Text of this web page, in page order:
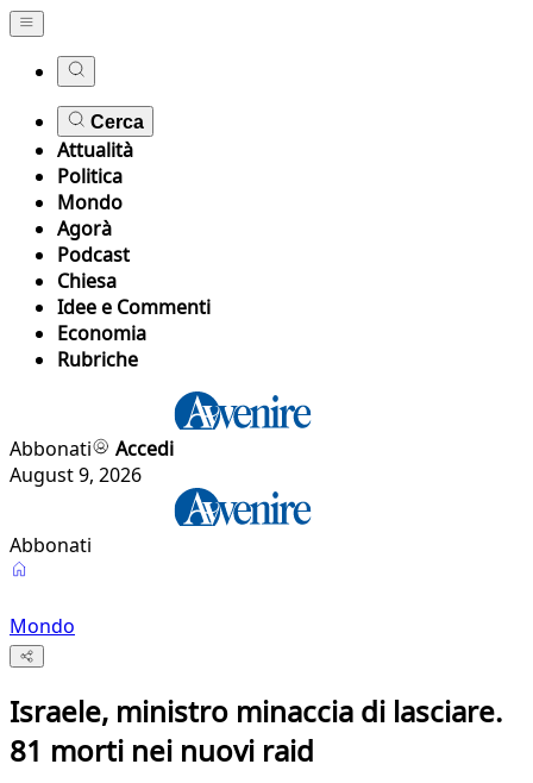
Cerca
Attualità
Politica
Mondo
Agorà
Podcast
Chiesa
Idee e Commenti
Economia
Rubriche
Abbonati
Accedi
August 9, 2026
Abbonati
Mondo
Israele, ministro minaccia di lasciare.
81 morti nei nuovi raid